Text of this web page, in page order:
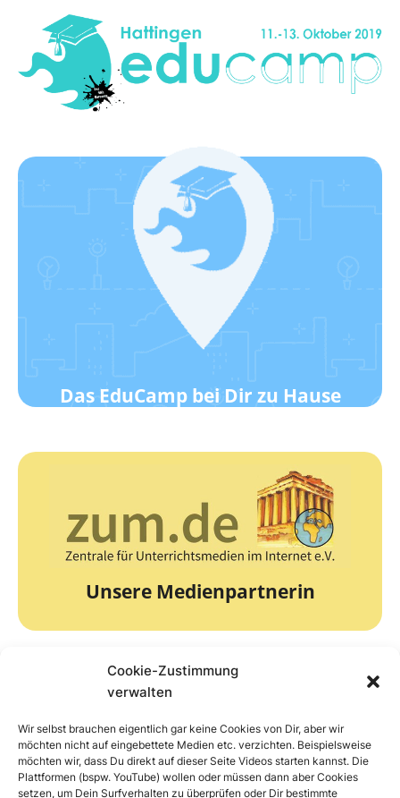
Cookie-Zustimmung
verwalten
Wir selbst brauchen eigentlich gar keine Cookies von Dir, aber wir
möchten nicht auf eingebettete Medien etc. verzichten. Beispielsweise
möchten wir, dass Du direkt auf dieser Seite Videos starten kannst. Die
Plattformen (bspw. YouTube) wollen oder müssen dann aber Cookies
setzen, um Dein Surfverhalten zu überprüfen oder Dir bestimmte
Das EduCamp bei Dir zu Hause
Werde ein EduCamp-Standort!
Wie das geht?
Klick hier!
Unsere Medienpartnerin
zum.de
Die Zentrale für Unterrichtsmedien
zur Webseite
Unser Online-Partner
zur Webseite